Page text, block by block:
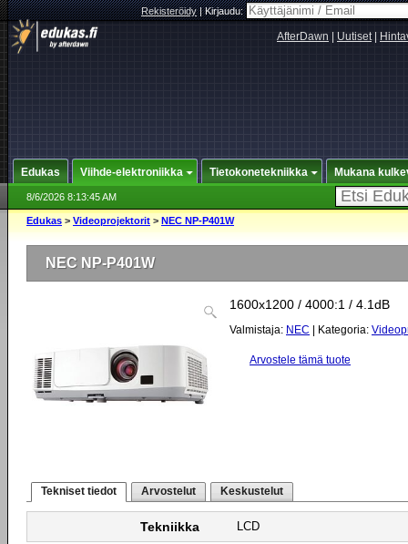
Rekisteröidy|Kirjaudu:
AfterDawn Uutiset|
Edukas Viihde-elektroniikka Tietokonetekniikka Mukana
8/6/2026 8:13:45 AM
Edukas > Videoprojektorit > NEC NP-P401W
NEC NP-P401W
1600x1200 / 4000:1 / 4.1dB
Valmistaja: NEC | Kategoria:
Arvostele tämä tuote
Tekniset tiedot Arvostelut Keskustelut
Tekniikka LCD